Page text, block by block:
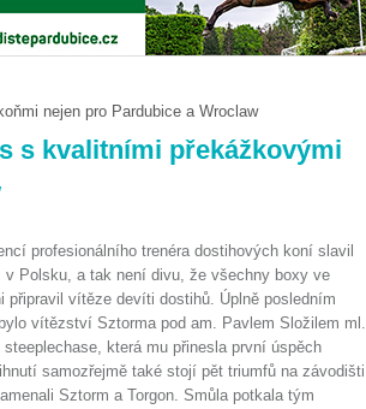
nejen pro Pardubice a Wroclaw
s kvalitními překážkovými
profesionálního trenéra dostihových koní slavil
v Polsku, a tak není divu, že všechny boxy ve
připravil vítěze devíti dostihů. Úplně posledním
vítězství Sztorma pod am. Pavlem Složilem ml.
která mu přinesla první úspěch
samozřejmě také stojí pět triumfů na závodišti
Sztorm a Torgon. Smůla potkala tým